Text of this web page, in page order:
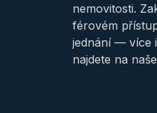
nemovitosti.
férovém
jednání — více
najdete na